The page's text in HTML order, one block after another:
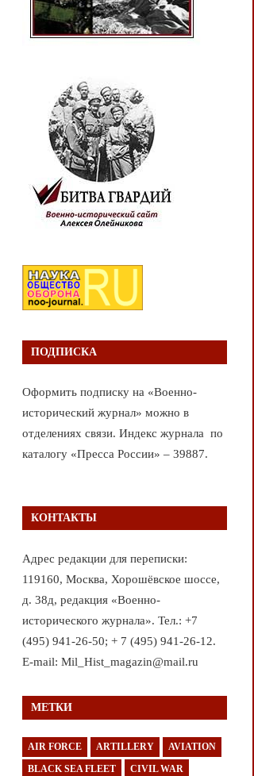
ПОДПИСКА
Оформить подписку на «Военно-
исторический журнал» можно в
отделениях связи. Индекс журнала по
каталогу «Пресса России» – 39887.
КОНТАКТЫ
Адрес редакции для переписки:
119160, Москва, Хорошёвское шоссе,
д. 38д, редакция «Военно-
исторического журнала». Тел.: +7
(495) 941-26-50; + 7 (495) 941-26-12.
E-mail: Mil_Hist_magazin@mail.ru
МЕТКИ
AIR FORCE ARTILLERY AVIATION
BLACK SEA FLEET CIVIL WAR